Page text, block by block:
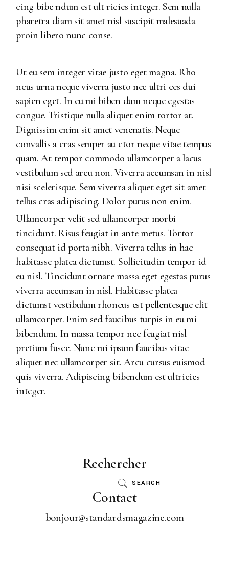
cing bibe ndum est ult ricies integer. Sem nulla
pharetra diam sit amet nisl suscipit malesuada
proin libero nunc conse.
Ut eu sem integer vitae justo eget magna. Rho
ncus urna neque viverra justo nec ultri ces dui
sapien eget. In eu mi biben dum neque egestas
congue. Tristique nulla aliquet enim tortor at.
Dignissim enim sit amet venenatis. Neque
convallis a cras semper au ctor neque vitae tempus
quam. At tempor commodo ullamcorper a lacus
vestibulum sed arcu non. Viverra accumsan in nisl
nisi scelerisque. Sem viverra aliquet eget sit amet
tellus cras adipiscing. Dolor purus non enim.
Ullamcorper velit sed ullamcorper morbi
tincidunt. Risus feugiat in ante metus. Tortor
consequat id porta nibh. Viverra tellus in hac
habitasse platea dictumst. Sollicitudin tempor id
eu nisl. Tincidunt ornare massa eget egestas purus
viverra accumsan in nisl. Habitasse platea
dictumst vestibulum rhoncus est pellentesque elit
ullamcorper. Enim sed faucibus turpis in eu mi
bibendum. In massa tempor nec feugiat nisl
pretium fusce. Nunc mi ipsum faucibus vitae
aliquet nec ullamcorper sit. Arcu cursus euismod
quis viverra. Adipiscing bibendum est ultricies
integer.
Rechercher
SEARCH
Contact
bonjour@standardsmagazine.com